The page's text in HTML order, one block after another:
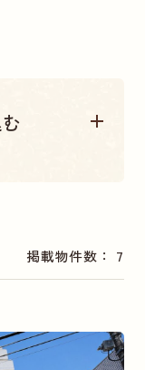
マンション
掲載物件数： 7